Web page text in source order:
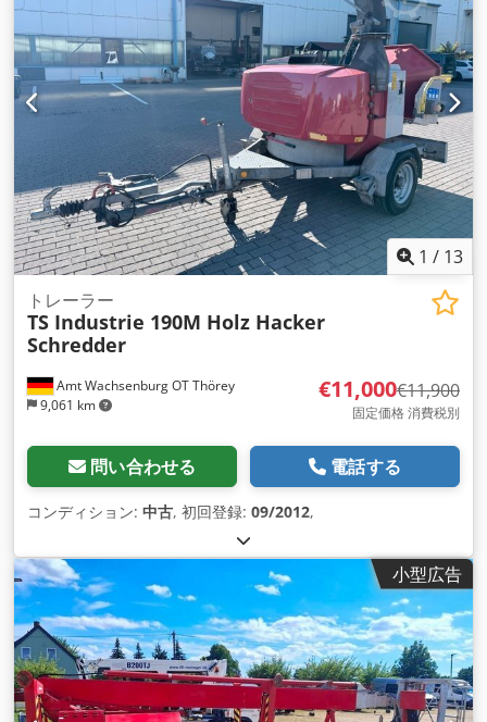
1 / 13
Amt Wachsenburg OT Thörey
9,061 km
トレーラー
TS Industrie 190M Holz Hacker
Schredder
€11,000€11,900
固定価格 消費税別
問い合わせる 電話する
コンディション: 中古, 初回登録: 09/2012,
小型広告